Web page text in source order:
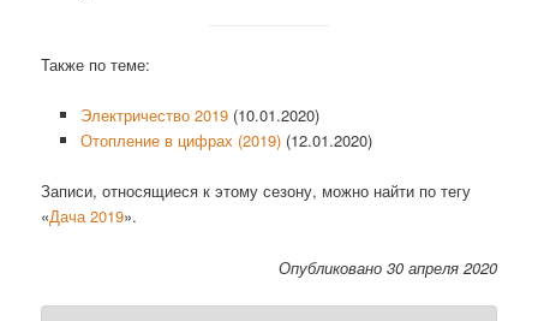
Также по теме:
Электричество 2019(10.01.2020)
Отопление в цифрах (2019)(12.01.2020)
Записи, относящиеся к этому сезону, можно найти по тегу
«Дача 2019».
Опубликовано 30 апреля 2020